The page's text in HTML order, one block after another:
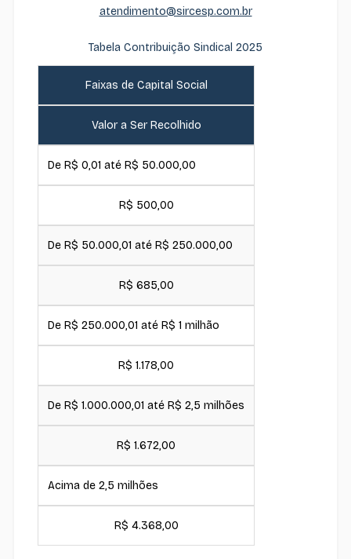
atendimento@sircesp.com.br
Tabela Contribuição Sindical 2025
Faixas de Capital Social
Valor a Ser Recolhido
De R$ 0,01 até R$ 50.000,00
R$ 500,00
De R$ 50.000,01 até R$ 250.000,00
R$ 685,00
De R$ 250.000,01 até R$ 1 milhão
R$ 1.178,00
De R$ 1.000.000,01 até R$ 2,5 milhões
R$ 1.672,00
Acima de 2,5 milhões
R$ 4.368,00